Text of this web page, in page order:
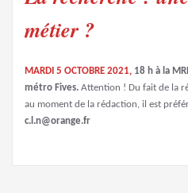
métier ?
MARDI 5 OCTOBRE 2021, 18 h à la
métro Fives. Attention ! Du fait de la
au moment de la rédaction, il est
c.l.n@orange.fr